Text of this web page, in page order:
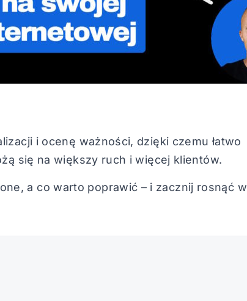
i ocenę ważności, dzięki czemu łatwo
się na większy ruch i więcej klientów.
a co warto poprawić – i zacznij rosnąć w